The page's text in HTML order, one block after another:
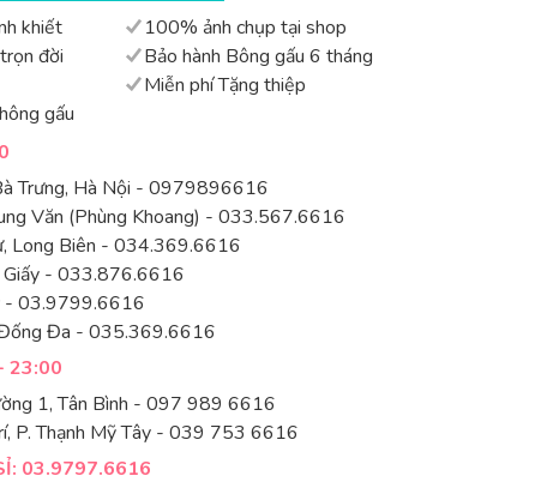
khiết
100% ảnh chụp tại shop
đời
Bảo hành Bông gấu 6 tháng
Miễn phí Tặng thiệp
gấu
Trưng, Hà Nội - 0979896616
Văn (Phùng Khoang) - 033.567.6616
Long Biên - 034.369.6616
Giấy - 033.876.6616
- 03.9799.6616
Đa - 035.369.6616
23:00
1, Tân Bình - 097 989 6616
P. Thạnh Mỹ Tây - 039 753 6616
03.9797.6616